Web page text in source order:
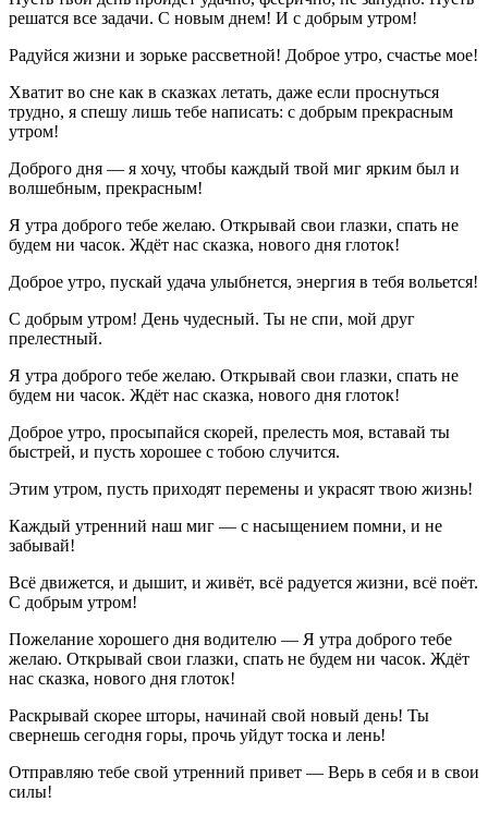
решатся все задачи. С новым днем! И с добрым утром!
Радуйся жизни и зорьке рассветной! Доброе утро, счастье мое!
Хватит во сне как в сказках летать, даже если проснуться
трудно, я спешу лишь тебе написать: с добрым прекрасным
утром!
Доброго дня — я хочу, чтобы каждый твой миг ярким был и
волшебным, прекрасным!
Я утра доброго тебе желаю. Открывай свои глазки, спать не
будем ни часок. Ждёт нас сказка, нового дня глоток!
Доброе утро, пускай удача улыбнется, энергия в тебя вольется!
С добрым утром! День чудесный. Ты не спи, мой друг
прелестный.
Я утра доброго тебе желаю. Открывай свои глазки, спать не
будем ни часок. Ждёт нас сказка, нового дня глоток!
Доброе утро, просыпайся скорей, прелесть моя, вставай ты
быстрей, и пусть хорошее с тобою случится.
Этим утром, пусть приходят перемены и украсят твою жизнь!
Каждый утренний наш миг — с насыщением помни, и не
забывай!
Всё движется, и дышит, и живёт, всё радуется жизни, всё поёт.
С добрым утром!
Пожелание хорошего дня водителю — Я утра доброго тебе
желаю. Открывай свои глазки, спать не будем ни часок. Ждёт
нас сказка, нового дня глоток!
Раскрывай скорее шторы, начинай свой новый день! Ты
свернешь сегодня горы, прочь уйдут тоска и лень!
Отправляю тебе свой утренний привет — Верь в себя и в свои
силы!